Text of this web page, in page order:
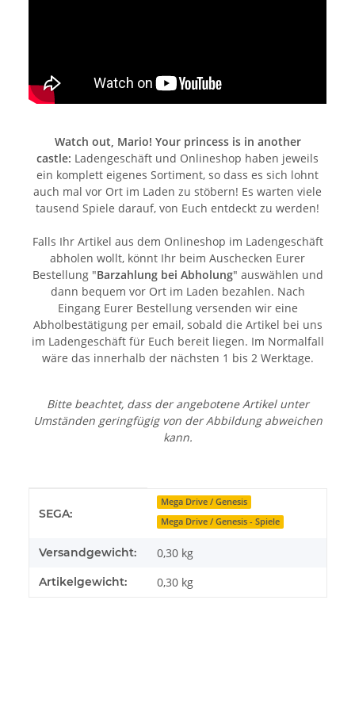
Watch out, Mario! Your princess is in another
castle: Ladengeschäft und Onlineshop haben jeweils
ein komplett eigenes Sortiment, so dass es sich lohnt
auch mal vor Ort im Laden zu stöbern! Es warten viele
tausend Spiele darauf, von Euch entdeckt zu werden!
Falls Ihr Artikel aus dem Onlineshop im Ladengeschäft
abholen wollt, könnt Ihr beim Auschecken Eurer
Bestellung "Barzahlung bei Abholung" auswählen und
dann bequem vor Ort im Laden bezahlen. Nach
Eingang Eurer Bestellung versenden wir eine
Abholbestätigung per email, sobald die Artikel bei uns
im Ladengeschäft für Euch bereit liegen. Im Normalfall
wäre das innerhalb der nächsten 1 bis 2 Werktage.
Bitte beachtet, dass der angebotene Artikel unter
Umständen geringfügig von der Abbildung abweichen
kann.
SEGA:
Mega Drive / Genesis
Mega Drive / Genesis - Spiele
Versandgewicht: 0,30 kg
Artikelgewicht: 0,30 kg